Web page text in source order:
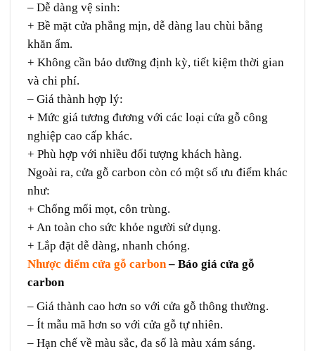
– Dễ dàng vệ sinh:
+ Bề mặt cửa phẳng mịn, dễ dàng lau chùi bằng
khăn ẩm.
+ Không cần bảo dưỡng định kỳ, tiết kiệm thời gian
và chi phí.
– Giá thành hợp lý:
+ Mức giá tương đương với các loại cửa gỗ công
nghiệp cao cấp khác.
+ Phù hợp với nhiều đối tượng khách hàng.
Ngoài ra, cửa gỗ carbon còn có một số ưu điểm khác
như:
+ Chống mối mọt, côn trùng.
+ An toàn cho sức khỏe người sử dụng.
+ Lắp đặt dễ dàng, nhanh chóng.
Nhược điểm cửa gỗ carbon– Báo giá cửa gỗ
carbon
– Giá thành cao hơn so với cửa gỗ thông thường.
– Ít mẫu mã hơn so với cửa gỗ tự nhiên.
– Hạn chế về màu sắc, đa số là màu xám sáng.